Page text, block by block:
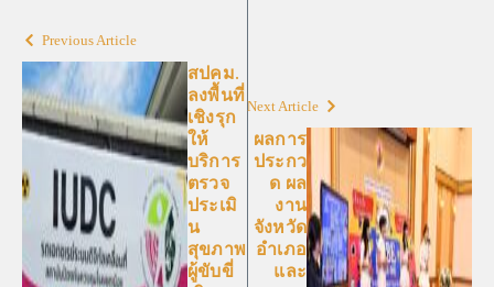
Previous Article
สปคม.
ลงพื้นที่
เชิงรุก
ให้
บริการ
ตรวจ
ประเมิ
น
สุขภาพ
ผู้ขับขี่
Next Article
ผลการ
ประกว
ด ผล
งาน
จังหวัด
อำเภอ
และ